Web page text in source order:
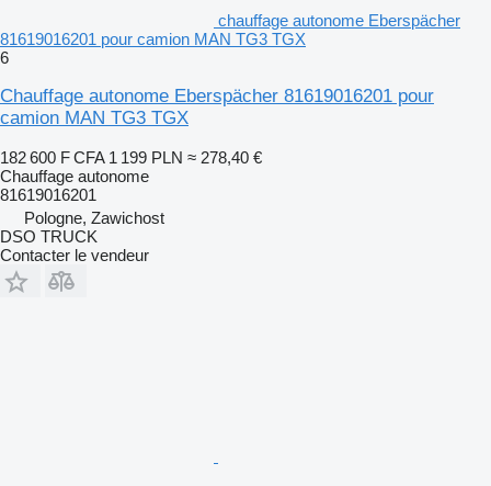
chauffage autonome Eberspächer
81619016201 pour camion MAN TG3 TGX
6
Chauffage autonome Eberspächer 81619016201 pour
camion MAN TG3 TGX
182 600 F CFA 1 199 PLN ≈ 278,40 €
Chauffage autonome
81619016201
Pologne, Zawichost
DSO TRUCK
Contacter le vendeur